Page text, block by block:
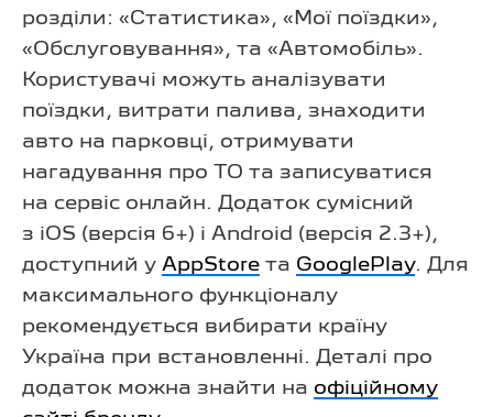
розділи: «Статистика», «Мої поїздки»,
«Обслуговування», та «Автомобіль».
Користувачі можуть аналізувати
поїздки, витрати палива, знаходити
авто на парковці, отримувати
нагадування про ТО та записуватися
на сервіс онлайн. Додаток сумісний
з iOS (версія 6+) і Android (версія 2.3+),
доступний у AppStore та GooglePlay. Для
максимального функціоналу
рекомендується вибирати країну
Україна при встановленні. Деталі про
додаток можна знайти на офіційному